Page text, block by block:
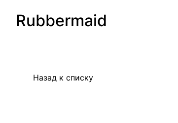
Rubbermaid
Назад к списку